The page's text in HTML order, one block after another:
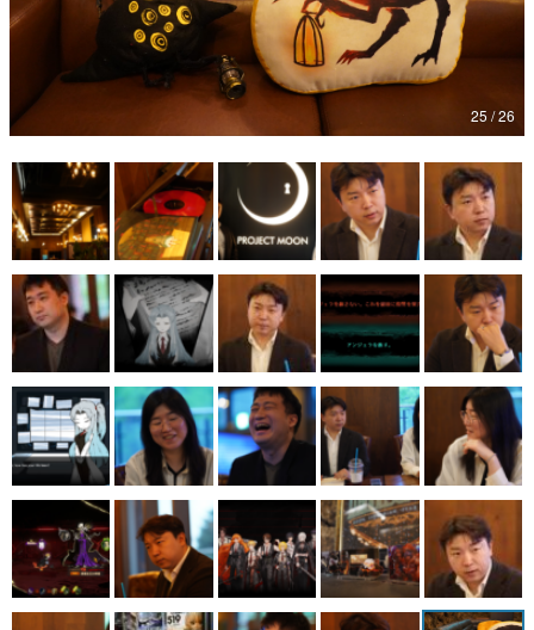
カテゴリ
特集記事
マンガ
女性向け
アプリレビュー
その他
電ファミニコゲーマーとは？
運営：株式会社マレ
25 / 26